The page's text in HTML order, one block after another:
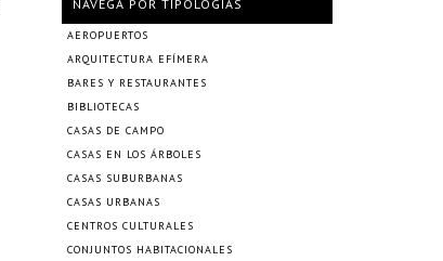
NAVEGÁ POR TIPOLOGÍAS
AEROPUERTOS
ARQUITECTURA EFÍMERA
BARES Y RESTAURANTES
BIBLIOTECAS
CASAS DE CAMPO
CASAS EN LOS ÁRBOLES
CASAS SUBURBANAS
CASAS URBANAS
CENTROS CULTURALES
CONJUNTOS HABITACIONALES